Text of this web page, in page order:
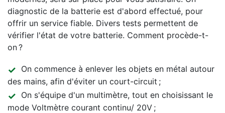
diagnostic de la batterie est d'abord effectué, pour
offrir un service fiable. Divers tests permettent de
vérifier l'état de votre batterie. Comment procède-t-
on ?
On commence à enlever les objets en métal autour
des mains, afin d'éviter un court-circuit ;
On s'équipe d'un multimètre, tout en choisissant le
mode Voltmètre courant continu/ 20V ;